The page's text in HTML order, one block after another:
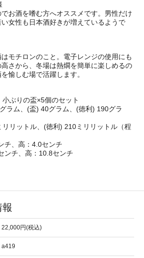
お酒を嗜む方へオススメです。男性だけ
女性も日本酒好きが増えているようで
モチロンのこと。電子レンジの使用にも
さから、冬場は熱燗を簡単に楽しめるの
愉しむ場で活躍します。
ぶりの盃×5個のセット
ラム、(盃) 40グラム、(徳利) 190グラ
リットル、(徳利) 210ミリリットル （程
チ、高：4.0センチ
ンチ、高：10.8センチ
22,000円(税込)
a419